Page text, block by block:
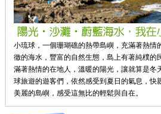
小琉球，一個珊瑚礁的熱帶島嶼，充滿著熱情
徹的海水，豐富的自然生態，島上有著純樸的
滿著熱情的在地人，溫暖的陽光，讓就算是冬
球旅遊的遊客們，依然感受到夏日的氣息，快
美麗的島嶼，感受這無比的輕鬆與自在。